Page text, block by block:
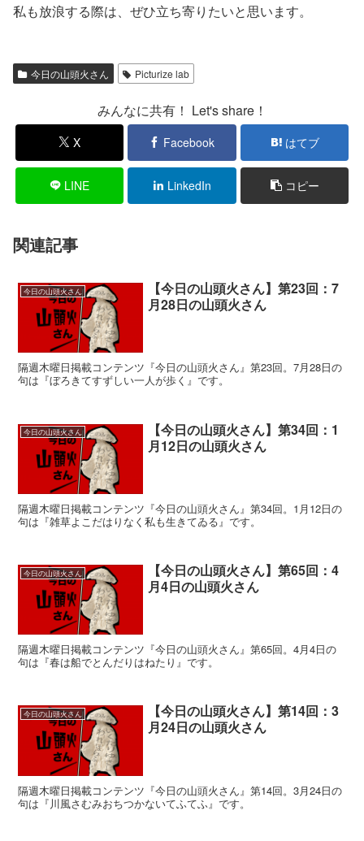
私も放浪する際は、ぜひ立ち寄りたいと思います。
今日の山頭火さん Picturize lab
みんなに共有！ Let's share！
X Facebook はてブ
LINE LinkedIn コピー
関連記事
今日の山頭火さん
【今日の山頭火さん】第23回：7
月28日の山頭火さん
隔週木曜日掲載コンテンツ『今日の山頭火さん』第23回。7月28日の
句は『ぼろきてすずしい一人が歩く』です。
今日の山頭火さん
【今日の山頭火さん】第34回：1
月12日の山頭火さん
隔週木曜日掲載コンテンツ『今日の山頭火さん』第34回。1月12日の
句は『雑草よこだはりなく私も生きてゐる』です。
今日の山頭火さん
【今日の山頭火さん】第65回：4
月4日の山頭火さん
隔週木曜日掲載コンテンツ『今日の山頭火さん』第65回。4月4日の
句は『春は船でとんだりはねたり』です。
今日の山頭火さん
【今日の山頭火さん】第14回：3
月24日の山頭火さん
隔週木曜日掲載コンテンツ『今日の山頭火さん』第14回。3月24日の
句は『川風さむみおちつかないてふてふ』です。